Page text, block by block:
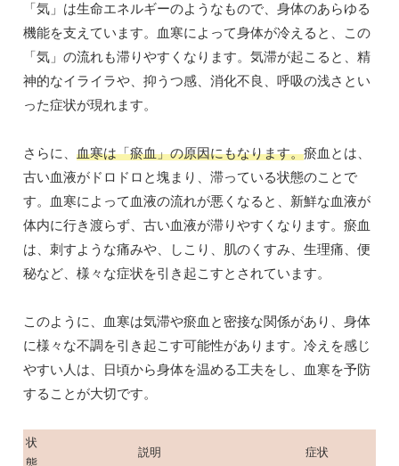
「気」は生命エネルギーのようなもので、身体のあらゆる
機能を支えています。血寒によって身体が冷えると、この
「気」の流れも滞りやすくなります。気滞が起こると、精
神的なイライラや、抑うつ感、消化不良、呼吸の浅さとい
った症状が現れます。
さらに、 血寒は「瘀血」の原因にもなります。瘀血とは、
古い血液がドロドロと塊まり、滞っている状態のことで
す。血寒によって血液の流れが悪くなると、新鮮な血液が
体内に行き渡らず、古い血液が滞りやすくなります。瘀血
は、刺すような痛みや、しこり、肌のくすみ、生理痛、便
秘など、様々な症状を引き起こすとされています。
このように、血寒は気滞や瘀血と密接な関係があり、身体
に様々な不調を引き起こす可能性があります。冷えを感じ
やすい人は、日頃から身体を温める工夫をし、血寒を予防
することが大切です。
状
態
説明 症状